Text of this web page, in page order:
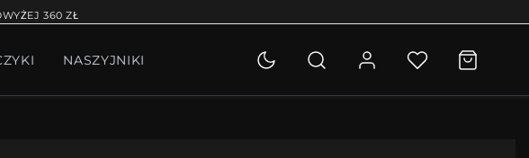
360 ZŁBRANSOLETKI
NASZYJNIKI